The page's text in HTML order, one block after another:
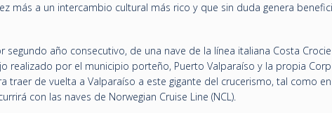
más a un intercambio cultural más rico y que sin duda genera
segundo año consecutivo, de una nave de la línea italiana Costa
realizado por el municipio porteño, Puerto Valparaíso y la propia
traer de vuelta a Valparaíso a este gigante del crucerismo, tal como
con las naves de Norwegian Cruise Line (NCL).